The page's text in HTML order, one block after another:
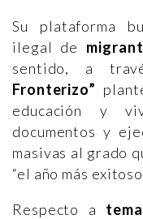
Su plataforma
ilegal de
sentido, a
Fronterizo”
educación y
documentos y
masivas al grado
“el año más
Respecto a